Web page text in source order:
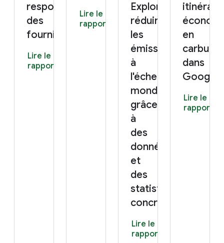
responsabilité
des
fournisseurs
Lire le
rapport
Lire le
rapport
Explorer :
réduire
les
émissions
à
l'échelle
mondiale
grâce
à
des
données
et
des
statistiques
concrètes
Lire le
rapport
en
dans
Google
Lire le
rapport